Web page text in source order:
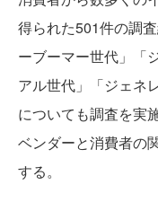
得られた501件の調
ーブーマー世代」「
アル世代」「ジェネ
についても調査を実
ベンダーと消費者の
する。